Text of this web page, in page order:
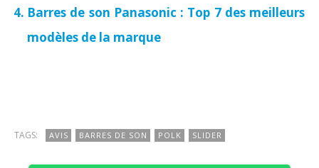
Barres de son Panasonic : Top 7 des meilleurs
modèles de la marque
TAGS: AVIS BARRES DE SON POLK SLIDER